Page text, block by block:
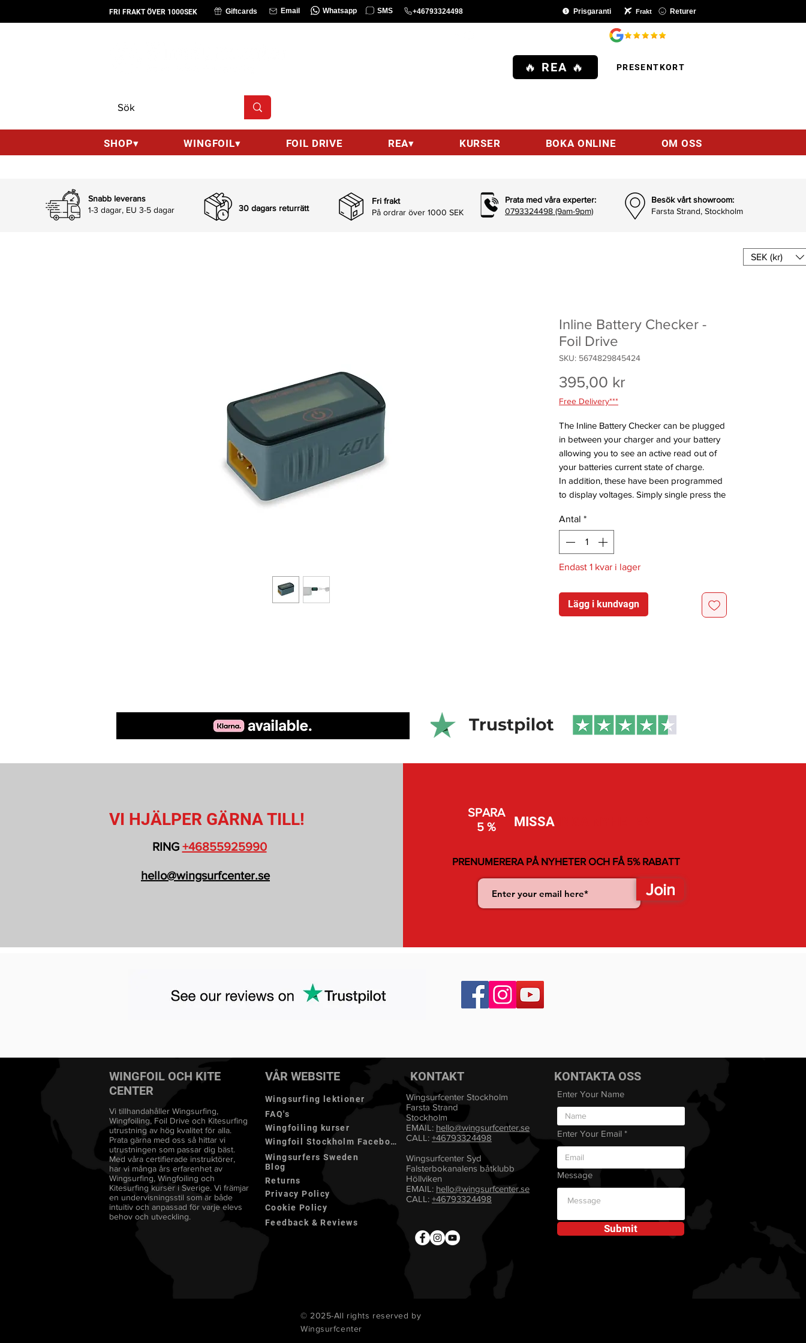
FRI FRAKT ÖVER 1000SEK Giftcards Email Whatsapp SMS +46793324498 Frakt
Prisgaranti Returer
🔥 REA 🔥 PRESENTKORT
SHOP▾ WINGFOIL▾ FOIL DRIVE REA▾ KURSER BOKA ONLINE OM OSS
Snabb leverans
1-3 dagar, EU 3-5 dagar
30 dagars returrätt
Fri frakt
På ordrar över 1000 SEK
Prata med våra experter:
0793324498 (9am-9pm)
Besök vårt showroom:
Farsta Strand, Stockholm
Inline Battery Checker -
Foil Drive
SKU: 5674829845424
395,00 kr
Free Delivery***
The Inline Battery Checker can be plugged
in between your charger and your battery
allowing you to see an active read out of
your batteries current state of charge.
In addition, these have been programmed
to display voltages. Simply single press the
toggle the display. This is useful for tech
heads, and can be used if we need to
troubleshoot with you.
Antal *
Endast 1 kvar i lager
Lägg i kundvagn
SEK (kr)
VI HJÄLPER GÄRNA TILL!
RING +46855925990
hello@wingsurfcenter.se
SPARA
5 %
MISSA
PRENUMERERA PÅ NYHETER OCH FÅ 5% RABATT
Join
WINGFOIL OCH KITE
CENTER
Vi tillhandahåller Wingsurfing,
Wingfoiling, Foil Drive och Kitesurfing
utrustning av hög kvalitet för alla.
Prata gärna med oss så hittar vi
utrustningen som passar dig bäst.
Med våra certifierade instruktörer,
har vi många års erfarenhet av
Wingsurfing, Wingfoiling och
Kitesurfing kurser i Sverige. Vi främjar
en undervisningsstil som är både
intuitiv och anpassad för varje elevs
behov och utveckling.
VÅR WEBSITE
Wingsurfing lektioner
FAQ's
Wingfoiling kurser
Wingfoil Stockholm Facebook
Blog
Returns
Privacy Policy
Cookie Policy
Feedback & Reviews
Wingsurfers Sweden
KONTAKT
Wingsurfcenter Stockholm
Farsta Strand
Stockholm
EMAIL: hello@wingsurfcenter.se
CALL: +46793324498
Wingsurfcenter Syd
Falsterbokanalens båtklubb
Höllviken
EMAIL: hello@wingsurfcenter.se
CALL: +46793324498
KONTAKTA OSS
Enter Your Name
Enter Your Email
Message
Submit
© 2025-All rights reserved by
Wingsurfcenter